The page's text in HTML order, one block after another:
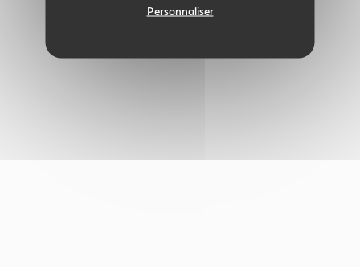
Personnaliser